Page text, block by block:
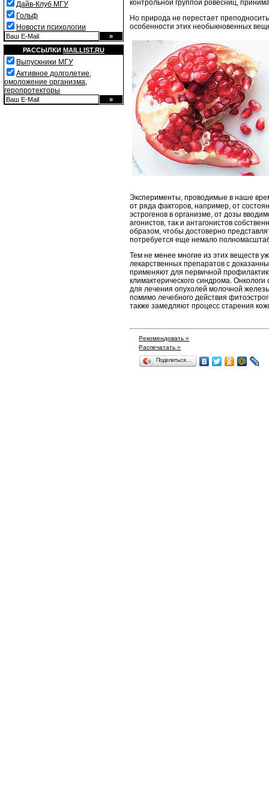
Дайв-Клуб МГУ
Гольф
Новости психологии
РАССЫЛКИ MAILLIST.RU
Выпускники МГУ
Активное долголетие,
омоложение организма,
геропротекторы
контрольной группой ровесниц,
Но природа не перестает
особенности этих необыкновенных
Эксперименты, проводимые в наше
от ряда факторов, например, от
эстрогенов в организме, от дозы
агонистов, так и антагонистов
образом, чтобы достоверно
потребуется еще немало
Тем не менее многие из этих веществ
лекарственных препаратов с
применяют для первичной
климактерического синдрома.
для лечения опухолей молочной
помимо лечебного действия
также замедляют процесс старения
Рекомендовать »
Распечатать »
Поделиться…